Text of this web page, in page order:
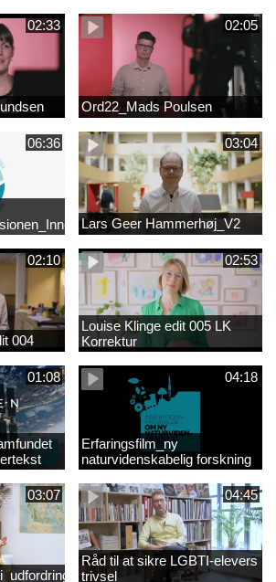
02:33 02:05
Ord22_Mads Poulsen
06:36 03:04
Lars Geer Hammerhøj_V2
02:10
004
02:53
Louise Klinge edit 005 LK
Korrektur
01:08 04:18
Erfaringsfilm_ny
naturvidenskabelig forskning
03:07 04:45
Råd til at sikre LGBTI-elevers
trivsel